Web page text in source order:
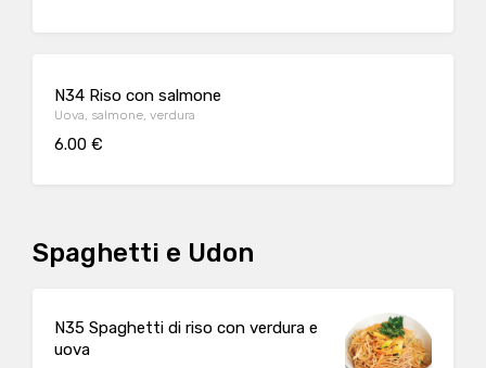
N34 Riso con salmone
Uova, salmone, verdura
6.00 €
Spaghetti e Udon
N35 Spaghetti di riso con verdura e
uova